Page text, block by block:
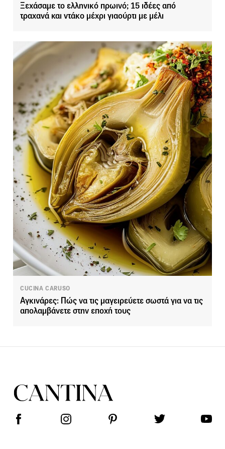
Ξεχάσαμε το ελληνικό πρωινό; 15 ιδέες από
τραχανά και ντάκο μέχρι γιαούρτι με μέλι
CUCINA CARUSO
Αγκινάρες: Πώς να τις μαγειρεύετε σωστά για να τις
απολαμβάνετε στην εποχή τους